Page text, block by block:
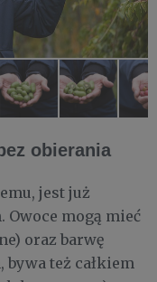
obierania
jest już
Owoce mogą mieć
oraz barwę
też całkiem